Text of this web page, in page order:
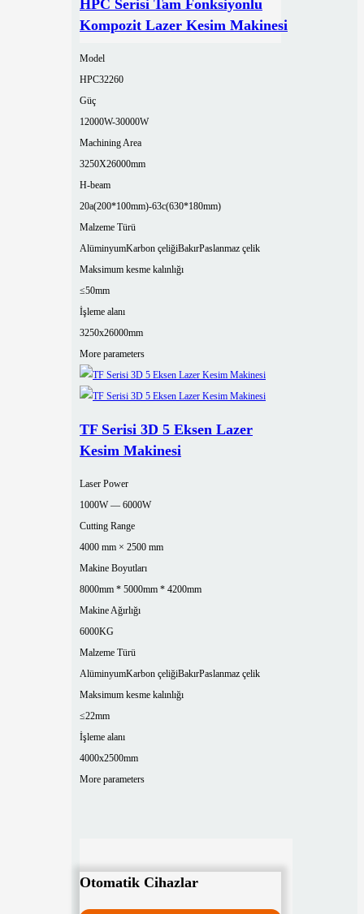
HPC Serisi Tam Fonksiyonlu
Kompozit Lazer Kesim Makinesi
Model
HPC32260
Güç
12000W-30000W
Machining Area
3250X26000mm
H-beam
20a(200*100mm)-63c(630*180mm)
Malzeme Türü
AlüminyumKarbon çeliğiBakırPaslanmaz çelik
Maksimum kesme kalınlığı
≤50mm
İşleme alanı
3250x26000mm
More parameters
TF Serisi 3D 5 Eksen Lazer
Kesim Makinesi
Laser Power
1000W — 6000W
Cutting Range
4000 mm × 2500 mm
Makine Boyutları
8000mm * 5000mm * 4200mm
Makine Ağırlığı
6000KG
Malzeme Türü
AlüminyumKarbon çeliğiBakırPaslanmaz çelik
Maksimum kesme kalınlığı
≤22mm
İşleme alanı
4000x2500mm
More parameters
Otomatik Cihazlar